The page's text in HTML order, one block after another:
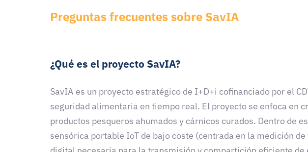
Preguntas frecuentes sobre SavIA
¿Qué es el proyecto SavIA?
SavIA es un proyecto estratégico de I+D+i cofinanciado por el
seguridad alimentaria en tiempo real. El proyecto se enfoca en
productos pesqueros ahumados y cárnicos curados. Dentro de
sensórica portable IoT de bajo coste (centrada en la medición